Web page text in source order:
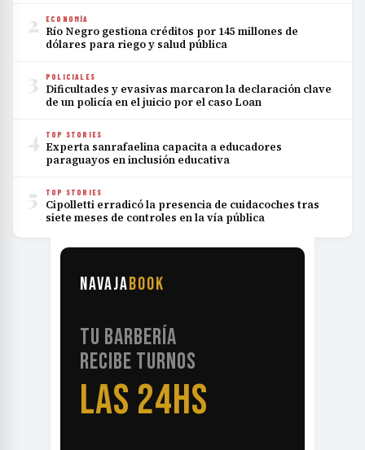
2 ECONOMÍA
Río Negro gestiona créditos por 145 millones de
dólares para riego y salud pública
3 POLICIALES
Dificultades y evasivas marcaron la declaración clave
de un policía en el juicio por el caso Loan
4 TOP STORIES
Experta sanrafaelina capacita a educadores
paraguayos en inclusión educativa
5 TOP STORIES
Cipolletti erradicó la presencia de cuidacoches tras
siete meses de controles en la vía pública
NAVAJABOOK
TU BARBERÍA
RECIBE TURNOS
AUNQUE